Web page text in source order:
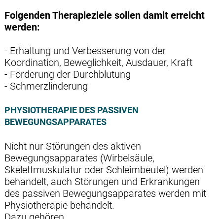
Folgenden Therapieziele sollen damit erreicht
werden:
- Erhaltung und Verbesserung von der
Koordination, Beweglichkeit, Ausdauer, Kraft
- Förderung der Durchblutung
- Schmerzlinderung
PHYSIOTHERAPIE DES PASSIVEN
BEWEGUNGSAPPARATES
Nicht nur Störungen des aktiven
Bewegungsapparates (Wirbelsäule,
Skelettmuskulatur oder Schleimbeutel) werden
behandelt, auch Störungen und Erkrankungen
des passiven Bewegungsapparates werden mit
Physiotherapie behandelt.